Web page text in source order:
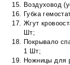
Воздуховод
Губка
Жгут
Шт;
Покрывало
1 Шт;
Ножницы для